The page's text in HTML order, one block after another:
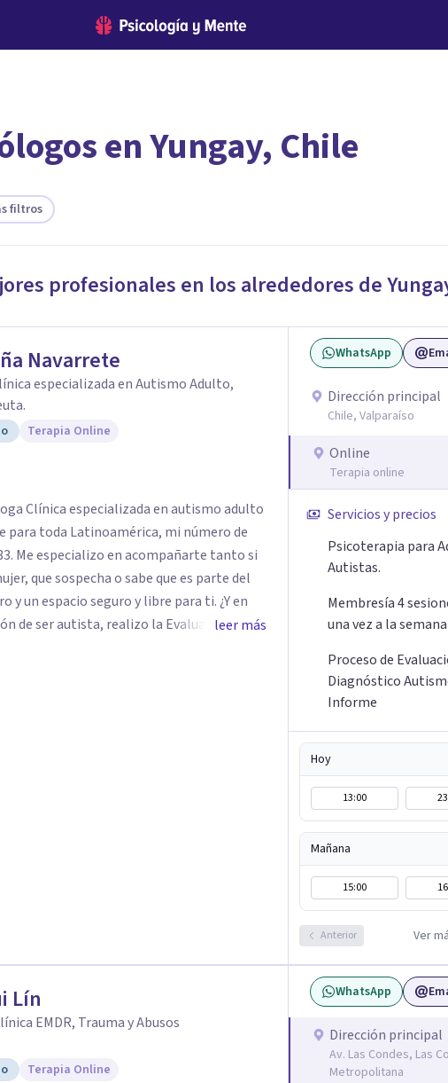
el psicólogo adecuado?
en Yungay, Chile
filtros
profesionales en los alrededores de
Navarrete
especializada en Autismo Adulto,
Terapia Online
Clínica especializada en autismo adulto
para toda Latinoamérica, mi número de
Me especializo en acompañarte tanto si
que sospecha o sabe que es parte del
espacio seguro y libre para ti. ¿Y en
precisión (incluyendo la formación en
que le da nombre y comprensión a
leer más
WhatsApp
Dirección principal
Chile, Valparaíso
Online
Terapia online
Servicios y precios
Psicoterapia para
Autistas.
Membresía 4
una vez a la semana
Proceso de
Diagnóstico
Informe
Hoy
13:00
Mañana
15:00
Anterior Ver
Lín
EMDR, Trauma y Abusos
Terapia Online
WhatsApp
Dirección principal
Av. Las Condes, Las
Metropolitana